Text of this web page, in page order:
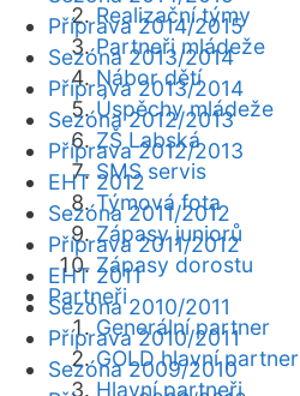
Realizační týmy
Partneři mládeže
Nábor dětí
Úspěchy mládeže
ZŠ Labská
SMS servis
Týmová fota
Zápasy juniorů
Zápasy dorostu
Partneři
Generální partner
GOLD hlavní partner
Hlavní partneři
Příprava 2014/2015
Sezóna 2013/2014
Příprava 2013/2014
Sezóna 2012/2013
Příprava 2012/2013
EHT 2012
Sezóna 2011/2012
Příprava 2011/2012
EHT 2011
Sezóna 2010/2011
Příprava 2010/2011
Sezóna 2009/2010